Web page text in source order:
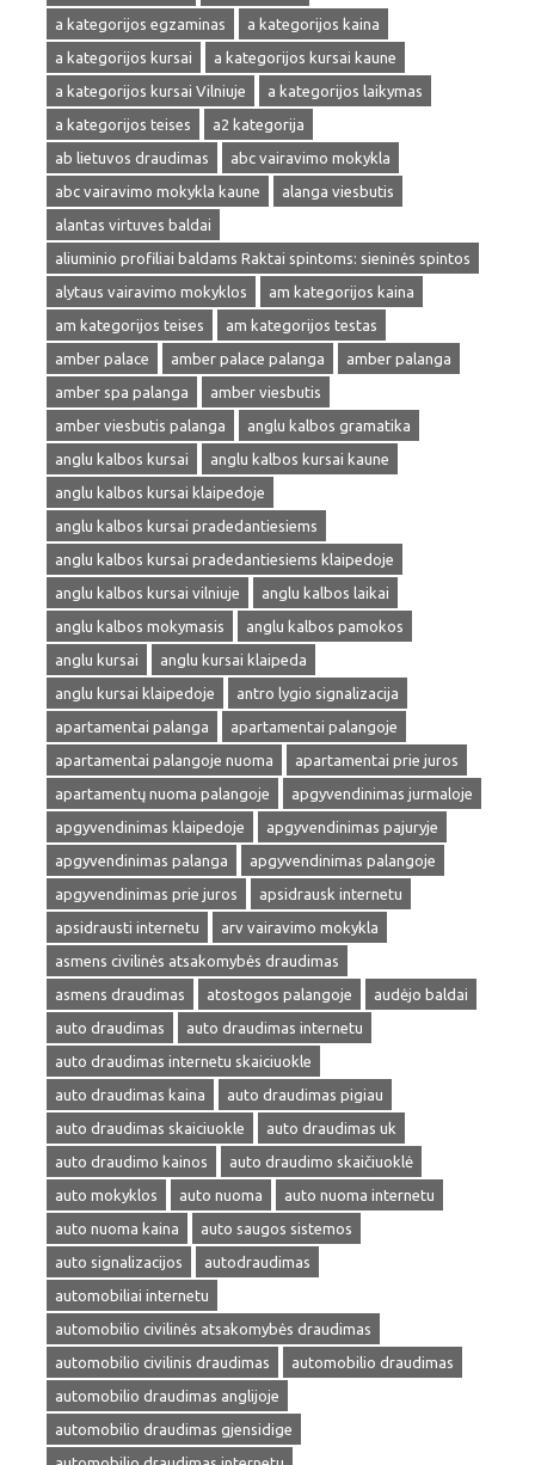
a kategorijos egzaminas
a kategorijos kaina
a kategorijos kursai
a kategorijos kursai kaune
a kategorijos kursai Vilniuje
a kategorijos laikymas
a kategorijos teises
a2 kategorija
ab lietuvos draudimas
abc vairavimo mokykla
abc vairavimo mokykla kaune
alanga viesbutis
alantas virtuves baldai
aliuminio profiliai baldams Raktai spintoms: sieninės spintos
alytaus vairavimo mokyklos
am kategorijos kaina
am kategorijos teises
am kategorijos testas
amber palace
amber palace palanga
amber palanga
amber spa palanga
amber viesbutis
amber viesbutis palanga
anglu kalbos gramatika
anglu kalbos kursai
anglu kalbos kursai kaune
anglu kalbos kursai klaipedoje
anglu kalbos kursai pradedantiesiems
anglu kalbos kursai pradedantiesiems klaipedoje
anglu kalbos kursai vilniuje
anglu kalbos laikai
anglu kalbos mokymasis
anglu kalbos pamokos
anglu kursai
anglu kursai klaipeda
anglu kursai klaipedoje
antro lygio signalizacija
apartamentai palanga
apartamentai palangoje
apartamentai palangoje nuoma
apartamentai prie juros
apartamentų nuoma palangoje
apgyvendinimas jurmaloje
apgyvendinimas klaipedoje
apgyvendinimas pajuryje
apgyvendinimas palanga
apgyvendinimas palangoje
apgyvendinimas prie juros
apsidrausk internetu
apsidrausti internetu
arv vairavimo mokykla
asmens civilinės atsakomybės draudimas
asmens draudimas
atostogos palangoje
audėjo baldai
auto draudimas
auto draudimas internetu
auto draudimas internetu skaiciuokle
auto draudimas kaina
auto draudimas pigiau
auto draudimas skaiciuokle
auto draudimas uk
auto draudimo kainos
auto draudimo skaičiuoklė
auto mokyklos
auto nuoma
auto nuoma internetu
auto nuoma kaina
auto saugos sistemos
auto signalizacijos
autodraudimas
automobiliai internetu
automobilio civilinės atsakomybės draudimas
automobilio civilinis draudimas
automobilio draudimas
automobilio draudimas anglijoje
automobilio draudimas gjensidige